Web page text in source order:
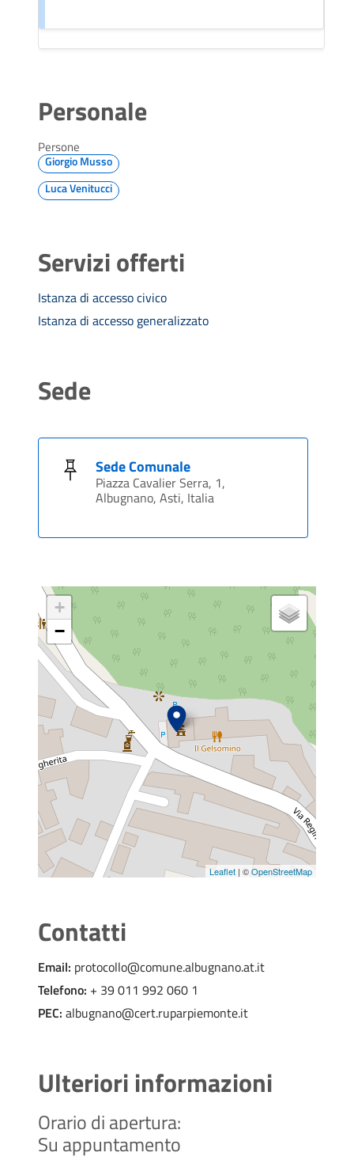
Personale
Persone
Giorgio Musso
Luca Venitucci
Servizi offerti
Istanza di accesso civico
Istanza di accesso generalizzato
Sede
Sede Comunale
Piazza Cavalier Serra, 1,
Albugnano, Asti, Italia
+
−
Leaflet | ©OpenStreetMap
Contatti
Email: protocollo@comune.albugnano.at.it
Telefono: + 39 011 992 060 1
PEC: albugnano@cert.ruparpiemonte.it
Ulteriori informazioni
Orario di apertura:
Su appuntamento